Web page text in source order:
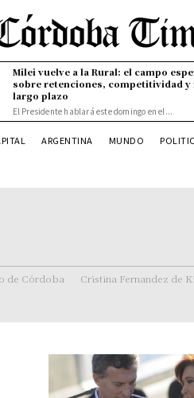
Milei vuelve a la Rural: el campo
sobre retenciones, competitividad y
largo plazo
El Presidente hablará este domingo en el...
ARGENTINA MUNDO
de Córdoba Cristina Fernandez de